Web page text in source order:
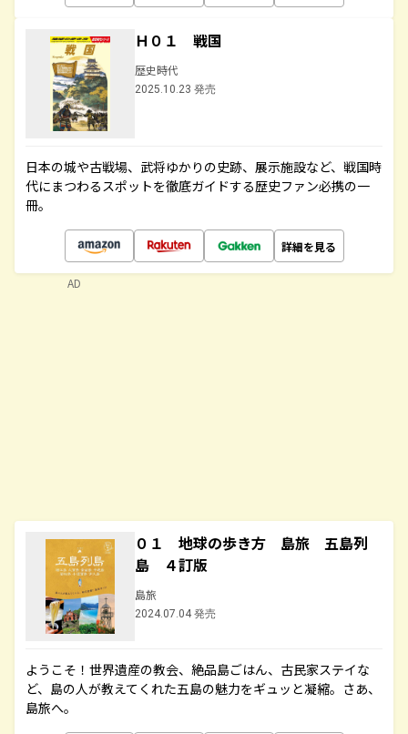
Ｈ０１ 戦国
歴史時代
2025.10.23 発売
日本の城や古戦場、武将ゆかりの史跡、展示施設など、戦国時
代にまつわるスポットを徹底ガイドする歴史ファン必携の一
冊。
詳細を見る
０１ 地球の歩き方 島旅 五島列
島 ４訂版
島旅
2024.07.04 発売
ようこそ！世界遺産の教会、絶品島ごはん、古民家ステイな
ど、島の人が教えてくれた五島の魅力をギュッと凝縮。さあ、
島旅へ。
AD